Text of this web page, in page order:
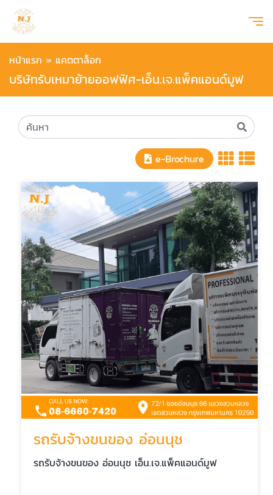
หน้าแรก » แคตตาล็อก
บริษัทรับเหมาย้ายออฟฟิศ-เอ็น.เจ.แพ็คแอนด์มูฟ
e-Brochure
รถรับจ้างขนของ อ่อนนุช
รถรับจ้างขนของ อ่อนนุช เอ็น.เจ.แพ็คแอนด์มูฟ